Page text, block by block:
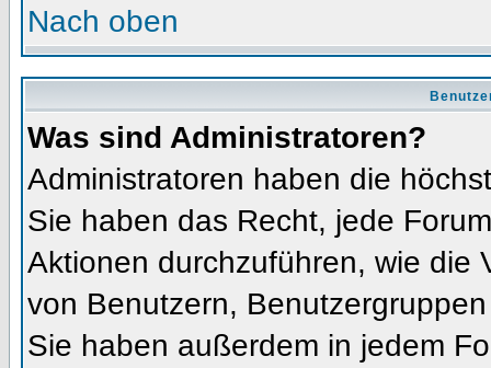
Nach oben
Was sind Administratoren?
Administratoren haben die
Sie haben das Recht, jede
Aktionen durchzuführen, wie die
von Benutzern,
Sie haben außerdem in jedem